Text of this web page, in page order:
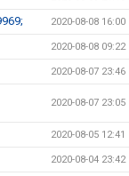
2020-08-08 16:00
2020-08-08 09:22
2020-08-07 23:46
2020-08-07 23:05
2020-08-05 12:41
2020-08-04 23:42